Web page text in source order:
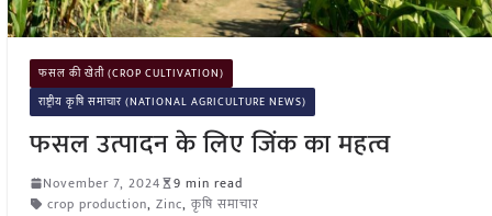
फसल की खेती (CROP CULTIVATION)
राष्ट्रीय कृषि समाचार (NATIONAL AGRICULTURE NEWS)
फसल उत्पादन के लिए जिंक का महत्व
November 7, 2024
9 min read
crop production, Zinc, कृषि समाचार